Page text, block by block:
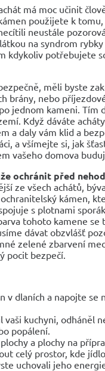
má moc učinit
použijete k tomu,
neustále
na syndrom
kdykoliv potřebujete
měli byste
brány, nebo
jednom kameni. Tím
Když dáváte
a daly vám klid a
a všímejte si, jak
vašeho domova
ochránit před
ze všech achátů,
kámen,
s plotnami
tohoto kamene se
dávat obzvlášť
zelené zbarvení
pocit bezpečí.
v dlaních a napojte se
vaši kuchyni, odháněl
popálení.
a plochy na
celý prostor, kde
uchovali jeho